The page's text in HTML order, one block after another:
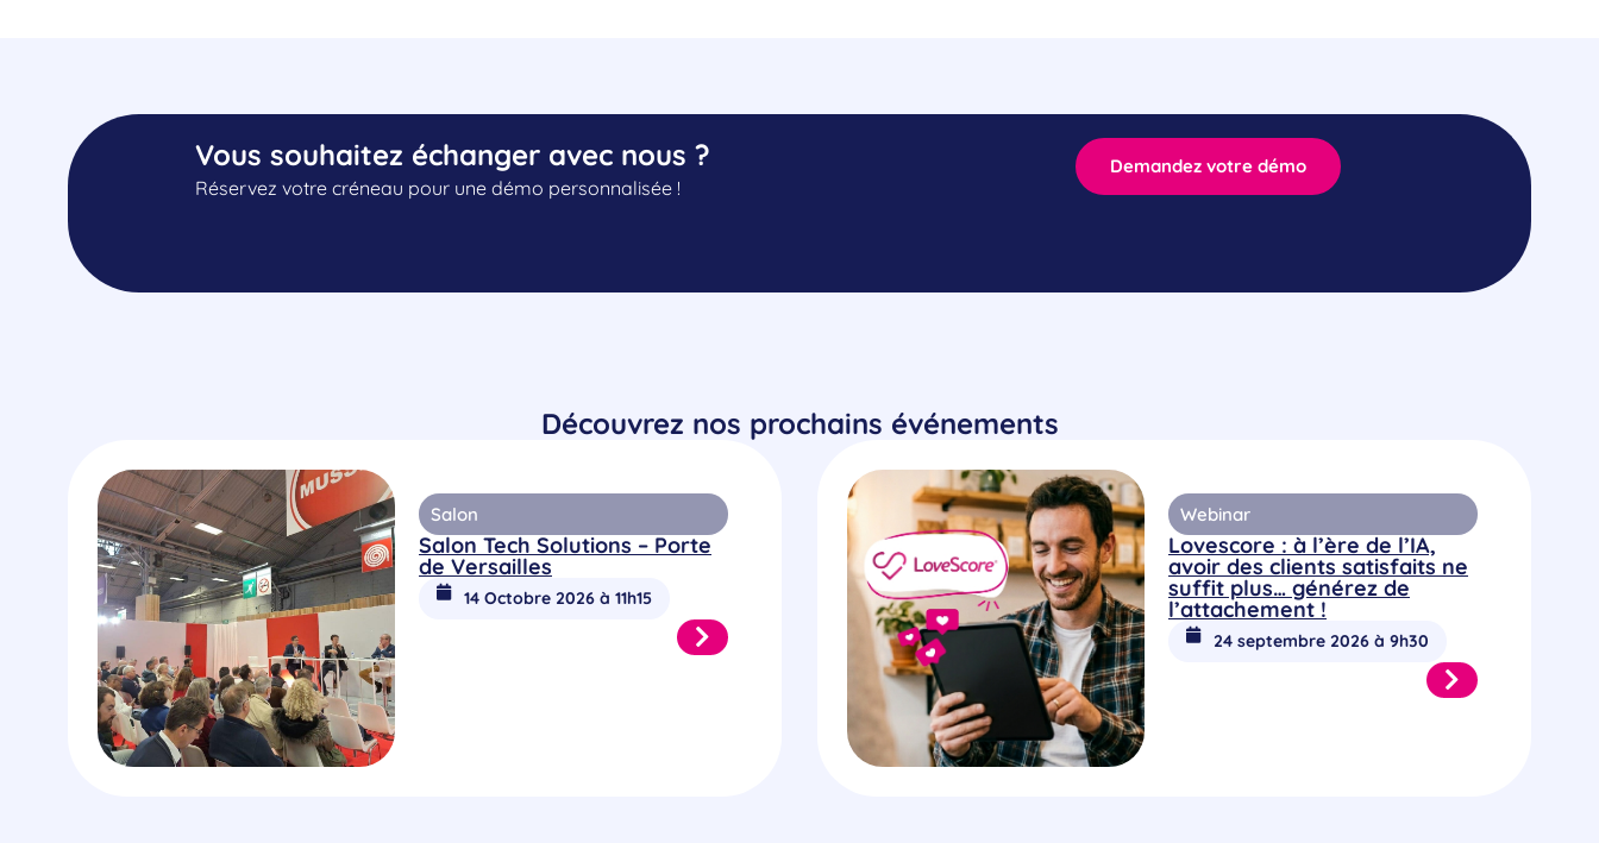
Demandez votre démo
Vous souhaitez échanger avec nous ?
Réservez votre créneau pour une démo personnalisée !
Découvrez nos prochains événements
Salon
Salon Tech Solutions – Porte
de Versailles
14 Octobre 2026 à 11h15
Webinar
Lovescore : à l’ère de l’IA,
avoir des clients satisfaits ne
suffit plus… générez de
l’attachement !
24 septembre 2026 à 9h30